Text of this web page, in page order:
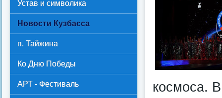
космоса.
Устав и символика
Новости Кузбасса
п. Тайжина
Ко Дню Победы
АРТ - Фестиваль